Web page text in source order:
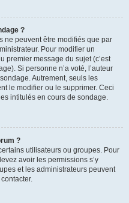
?
ne peuvent être modifiés que par
Pour modifier un
premier message du sujet (c’est
Si personne n’a voté, l’auteur
Autrement, seuls les
le modifier ou le supprimer. Ceci
intitulés en cours de sondage.
?
utilisateurs ou groupes. Pour
avoir les permissions s’y
et les administrateurs peuvent